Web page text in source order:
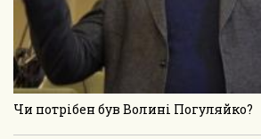
Чи потрібен був Волині Погуляйко?